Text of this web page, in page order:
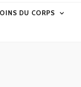
DU CORPS